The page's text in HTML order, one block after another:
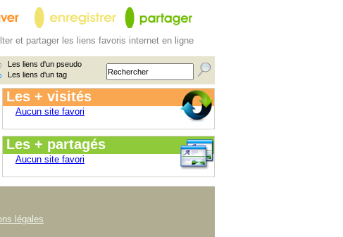
et partager les liens favoris internet en ligne
Les liens d'un pseudo
Les liens d'un tag
Les + visités
Aucun site favori
Les + partagés
Aucun site favori
légales